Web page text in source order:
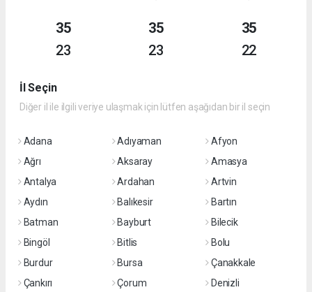
35
23
35
23
35
22
İl Seçin
Diğer il ile ilgili veriye ulaşmak için lütfen aşağıdan bir il seçin
Adana Adıyaman
Afyon
Ağrı
Aksaray
Amasya
Antalya
Ardahan
Artvin
Aydın
Balıkesir
Bartın
Batman
Bayburt
Bilecik
Bingöl
Bitlis
Bolu
Burdur
Bursa
Çanakkale
Çankırı
Çorum
Denizli